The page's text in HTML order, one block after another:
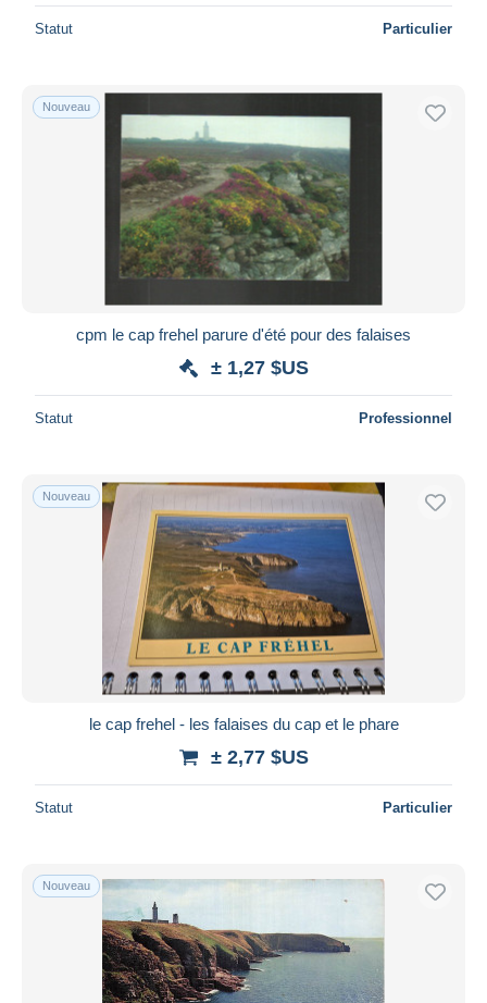
Statut Particulier
Nouveau
cpm le cap frehel parure d'été pour des falaises
± 1,27 $US
Statut Professionnel
Nouveau
le cap frehel - les falaises du cap et le phare
± 2,77 $US
Statut Particulier
Nouveau